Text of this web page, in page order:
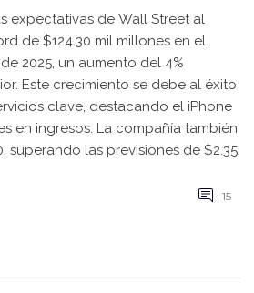
expectativas de Wall Street al
de $124.30 mil millones en el
2025, un aumento del 4%
Este crecimiento se debe al éxito
clave, destacando el iPhone
en ingresos. La compañía también
superando las previsiones de $2.35.
15